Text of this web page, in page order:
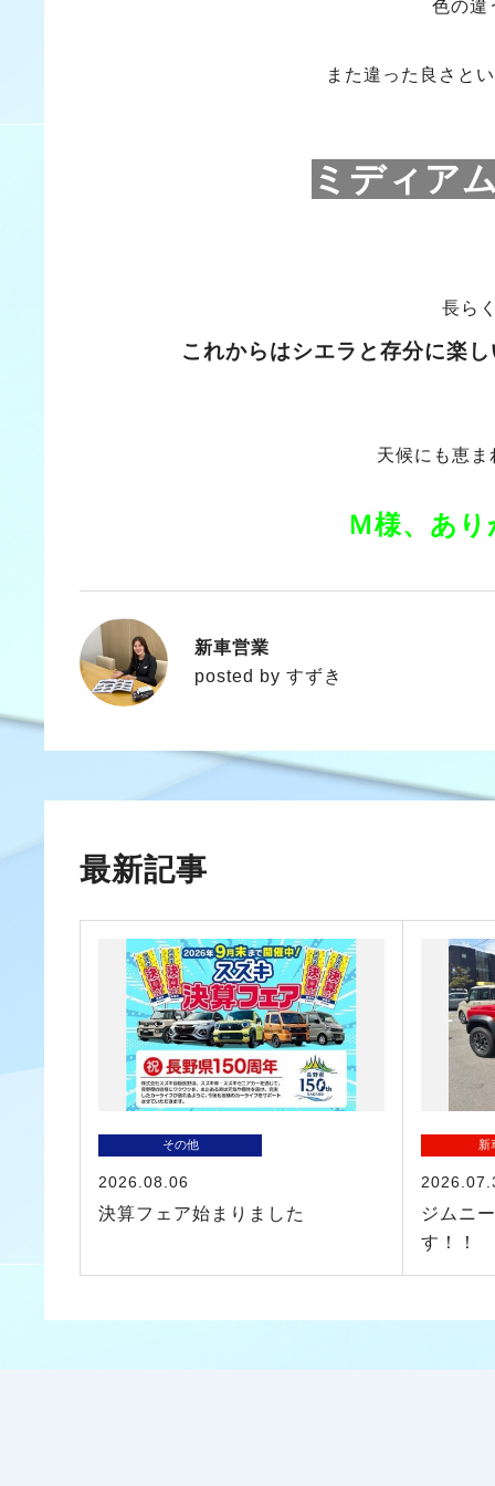
色の違
また違った良さと
ミディア
長ら
これからはシエラと存分に楽
天候にも恵
Ｍ様、あ
すずき
新車営業
posted by すずき
最新記事
その他
2026.08.06
決算フェア始まりました
新
ジムニ
す！！